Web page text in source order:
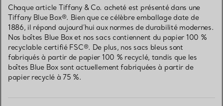
Chaque article Tiffany & Co. acheté est présenté dans une
Tiffany Blue Box®. Bien que ce célèbre emballage date de
1886, il répond aujourd’hui aux normes de durabilité modernes.
Nos boîtes Blue Box et nos sacs contiennent du papier 100 %
recyclable certifié FSC®. De plus, nos sacs bleus sont
fabriqués à partir de papier 100 % recyclé, tandis que les
boîtes Blue Box sont actuellement fabriquées à partir de
papier recyclé à 75 %.